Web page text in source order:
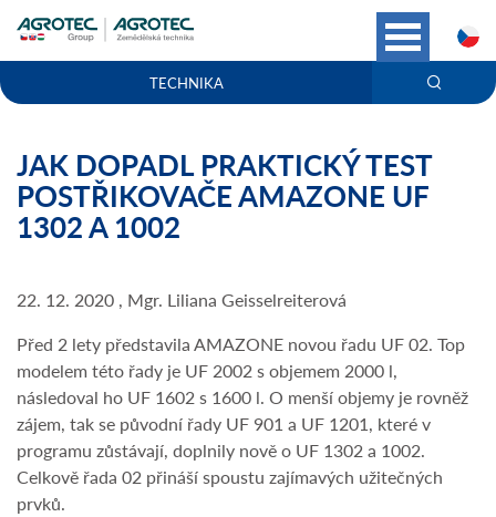
TECHNIKA
JAK DOPADL PRAKTICKÝ TEST
POSTŘIKOVAČE AMAZONE UF
1302 A 1002
22. 12. 2020 , Mgr. Liliana Geisselreiterová
Před 2 lety představila AMAZONE novou řadu UF 02. Top
modelem této řady je UF 2002 s objemem 2000 l,
následoval ho UF 1602 s 1600 l. O menší objemy je rovněž
zájem, tak se původní řady UF 901 a UF 1201, které v
programu zůstávají, doplnily nově o UF 1302 a 1002.
Celkově řada 02 přináší spoustu zajímavých užitečných
prvků.